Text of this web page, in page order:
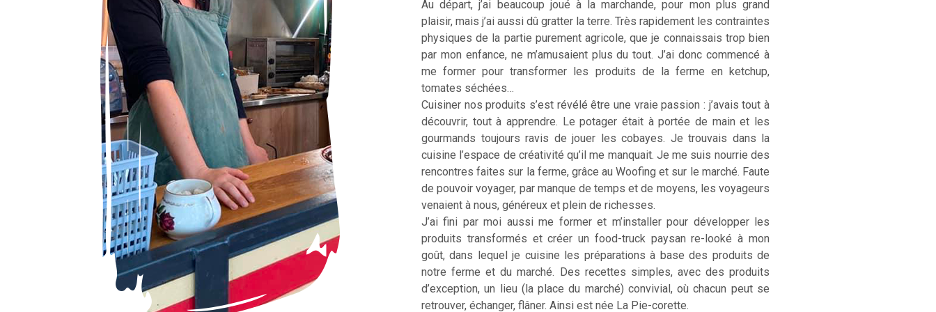
Au départ, j’ai beaucoup joué à la marchande, pour mon plus grand
plaisir, mais j’ai aussi dû gratter la terre. Très rapidement les contraintes
physiques de la partie purement agricole, que je connaissais trop bien
par mon enfance, ne m’amusaient plus du tout. J’ai donc commencé à
me former pour transformer les produits de la ferme en ketchup,
tomates séchées…
Cuisiner nos produits s’est révélé être une vraie passion : j’avais tout à
découvrir, tout à apprendre. Le potager était à portée de main et les
gourmands toujours ravis de jouer les cobayes. Je trouvais dans la
cuisine l’espace de créativité qu’il me manquait. Je me suis nourrie des
rencontres faites sur la ferme, grâce au Woofing et sur le marché. Faute
de pouvoir voyager, par manque de temps et de moyens, les voyageurs
venaient à nous, généreux et plein de richesses.
J’ai fini par moi aussi me former et m’installer pour développer les
produits transformés et créer un food-truck paysan re-looké à mon
goût, dans lequel je cuisine les préparations à base des produits de
notre ferme et du marché. Des recettes simples, avec des produits
d’exception, un lieu (la place du marché) convivial, où chacun peut se
retrouver, échanger, flâner. Ainsi est née La Pie-corette.